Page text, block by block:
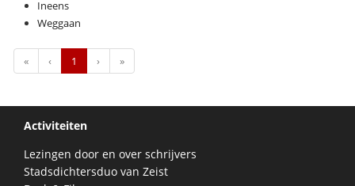
Ineens
Weggaan
«First ‹Previous
1 ›Next»Last
Activiteiten
Lezingen door en over schrijvers
Stadsdichtersduo van Zeist